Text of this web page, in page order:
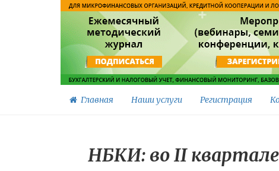
Главная Наши услуги Регистрация
НБКИ: во II